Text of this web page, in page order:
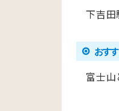
下吉田
おす
富士山